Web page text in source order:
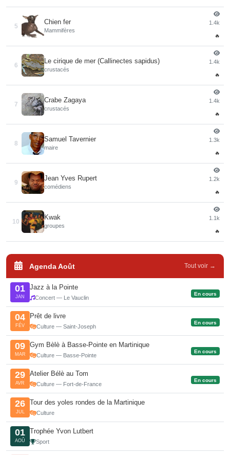
5
Chien fer
Mammifères
1.4k
🔥
6
Le cirique de mer (Callinectes sapidus)
crustacés
1.4k
🔥
7
Crabe Zagaya
crustacés
1.4k
🔥
8
Samuel Tavernier
maire
1.3k
🔥
9
Jean Yves Rupert
comédiens
1.2k
🔥
10
Kwak
groupes
1.1k
🔥
Agenda Août Tout voir →
01
JAN
Jazz à la Pointe
Concert — Le Vauclin
En cours
04
FÉV
Prêt de livre
Culture — Saint-Joseph
En cours
09
MAR
Gym Bèlè à Basse-Pointe en Martinique
Culture — Basse-Pointe
En cours
29
AVR
Atelier Bélè au Tom
Culture — Fort-de-France
En cours
26
JUL
Tour des yoles rondes de la Martinique
Culture
01
AOÛ
Trophée Yvon Lutbert
Sport